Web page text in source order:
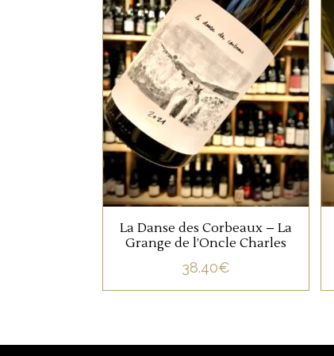
VIN DE FRANCE
Ce vin nous a séduit par
sa tension, son énergie, il
est issu de plusieurs
cépages co-fermentés.
AJOUTER AU PANIER
La Danse des Corbeaux – La
Grange de l’Oncle Charles
38.40€